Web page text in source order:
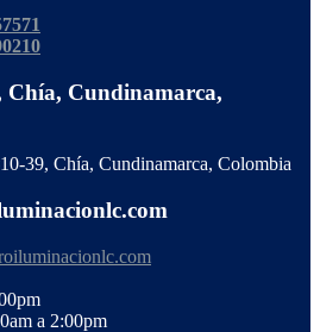
Chía, Cundinamarca,
39, Chía, Cundinamarca, Colombia
a 2:00pm